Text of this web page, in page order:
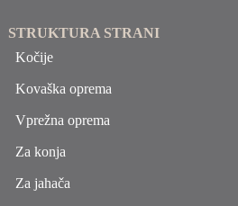
STRUKTURA STRANI
Kočije
Kovaška oprema
Vprežna oprema
Za konja
Za jahača